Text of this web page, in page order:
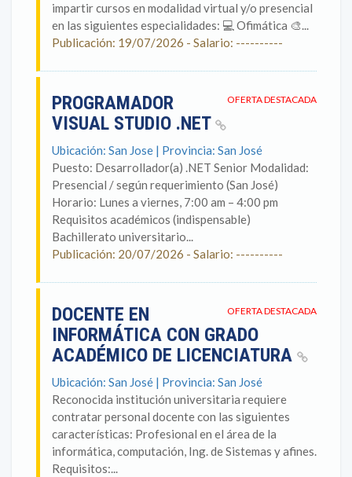
impartir cursos en modalidad virtual y/o presencial
en las siguientes especialidades: 💻 Ofimática 🎨...
Publicación: 19/07/2026 - Salario: ----------
OFERTA DESTACADA
PROGRAMADOR
VISUAL STUDIO .NET
Ubicación: San Jose | Provincia: San José
Puesto: Desarrollador(a) .NET Senior Modalidad:
Presencial / según requerimiento (San José)
Horario: Lunes a viernes, 7:00 am – 4:00 pm
Requisitos académicos (indispensable)
Bachillerato universitario...
Publicación: 20/07/2026 - Salario: ----------
OFERTA DESTACADA
DOCENTE EN
INFORMÁTICA CON GRADO
ACADÉMICO DE LICENCIATURA
Ubicación: San José | Provincia: San José
Reconocida institución universitaria requiere
contratar personal docente con las siguientes
características: Profesional en el área de la
informática, computación, Ing. de Sistemas y afines.
Requisitos:...